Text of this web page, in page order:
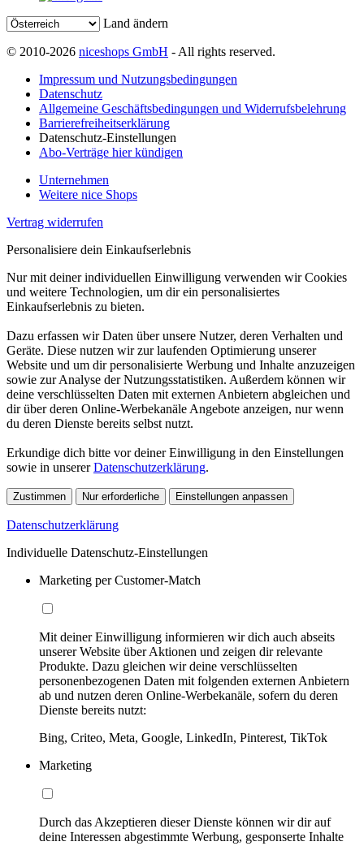
Land ändern
© 2010-2026 niceshops GmbH - All rights reserved.
Impressum und Nutzungsbedingungen
Datenschutz
Allgemeine Geschäftsbedingungen und Widerrufsbelehrung
Barrierefreiheitserklärung
Datenschutz-Einstellungen
Abo-Verträge hier kündigen
Unternehmen
Weitere nice Shops
Vertrag widerrufen
Personalisiere dein Einkaufserlebnis
Nur mit deiner individuellen Einwilligung verwenden wir Cookies
und weitere Technologien, um dir ein personalisiertes
Einkaufserlebnis zu bieten.
Dazu erfassen wir Daten über unsere Nutzer, deren Verhalten und
Geräte. Diese nutzen wir zur laufenden Optimierung unserer
Website und um dir personalisierte Werbung und Inhalte anzuzeigen
sowie zur Analyse der Nutzungsstatistiken. Außerdem können wir
deine verschlüsselten Daten mit externen Anbietern abgleichen und
dir über deren Online-Werbekanäle Angebote anzeigen, nur wenn
du deren Dienste bereits selbst nutzt.
Erkundige dich bitte vor deiner Einwilligung in den Einstellungen
sowie in unsererDatenschutzerklärung.
Zustimmen Nur erforderliche Einstellungen anpassen
Datenschutzerklärung
Individuelle Datenschutz-Einstellungen
Marketing per Customer-Match
Mit deiner Einwilligung informieren wir dich auch abseits
unserer Website über Aktionen und zeigen dir relevante
Produkte. Dazu gleichen wir deine verschlüsselten
personenbezogenen Daten mit folgenden externen Anbietern
ab und nutzen deren Online-Werbekanäle, sofern du deren
Dienste bereits nutzt:
Bing, Criteo, Meta, Google, LinkedIn, Pinterest, TikTok
Marketing
Durch das Akzeptieren dieser Dienste können wir dir auf
deine Interessen abgestimmte Werbung, gesponserte Inhalte